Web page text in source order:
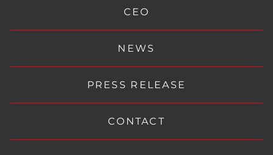
CEO
NEWS
PRESS RELEASE
CONTACT